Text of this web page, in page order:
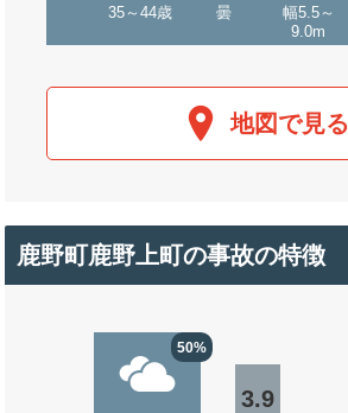
35～44歳 曇
幅5.5～
9.0m
地図で見る
鹿野町鹿野上町の事故の特徴
50%
3.9